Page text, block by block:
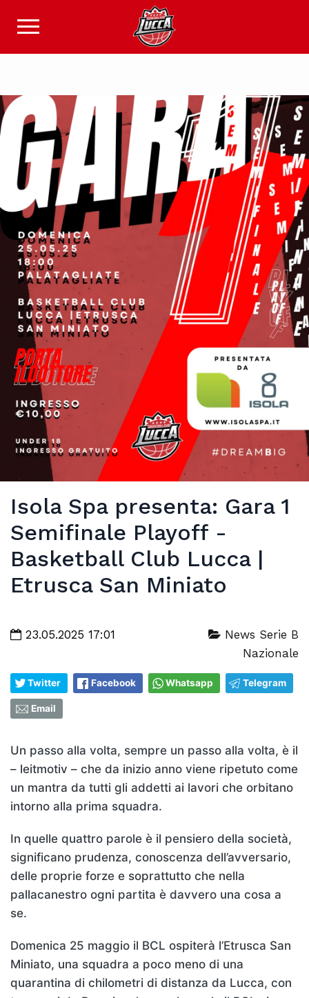
Isola Spa presenta: Gara 1
Semifinale Playoff -
Basketball Club Lucca |
Etrusca San Miniato
23.05.2025 17:01
News Serie B
Nazionale
Twitter Facebook Whatsapp Telegram
Email
Un passo alla volta, sempre un passo alla volta, è il
– leitmotiv – che da inizio anno viene ripetuto come
un mantra da tutti gli addetti ai lavori che orbitano
intorno alla prima squadra.
In quelle quattro parole è il pensiero della società,
significano prudenza, conoscenza dell’avversario,
delle proprie forze e soprattutto che nella
pallacanestro ogni partita è davvero una cosa a
se.
Domenica 25 maggio il BCL ospiterà l’Etrusca San
Miniato, una squadra a poco meno di una
quarantina di chilometri di distanza da Lucca, con